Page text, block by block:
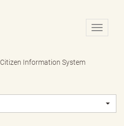
N
a
o
Citizen Information System